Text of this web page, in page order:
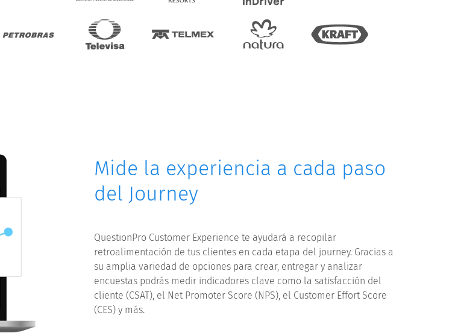
Mide la experiencia a cada paso
del Journey
QuestionPro Customer Experience te ayudará a recopilar
retroalimentación de tus clientes en cada etapa del journey. Gracias a
su amplia variedad de opciones para crear, entregar y analizar
encuestas podrás medir indicadores clave como la satisfacción del
cliente (CSAT), el Net Promoter Score (NPS), el Customer Effort Score
(CES) y más.